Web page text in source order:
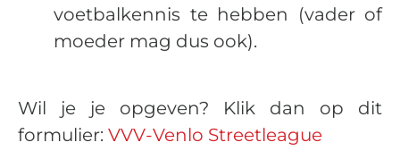
voetbalkennis te hebben (vader of
moeder mag dus ook).
Wil je je opgeven? Klik dan op dit
formulier: VVV-Venlo Streetleague